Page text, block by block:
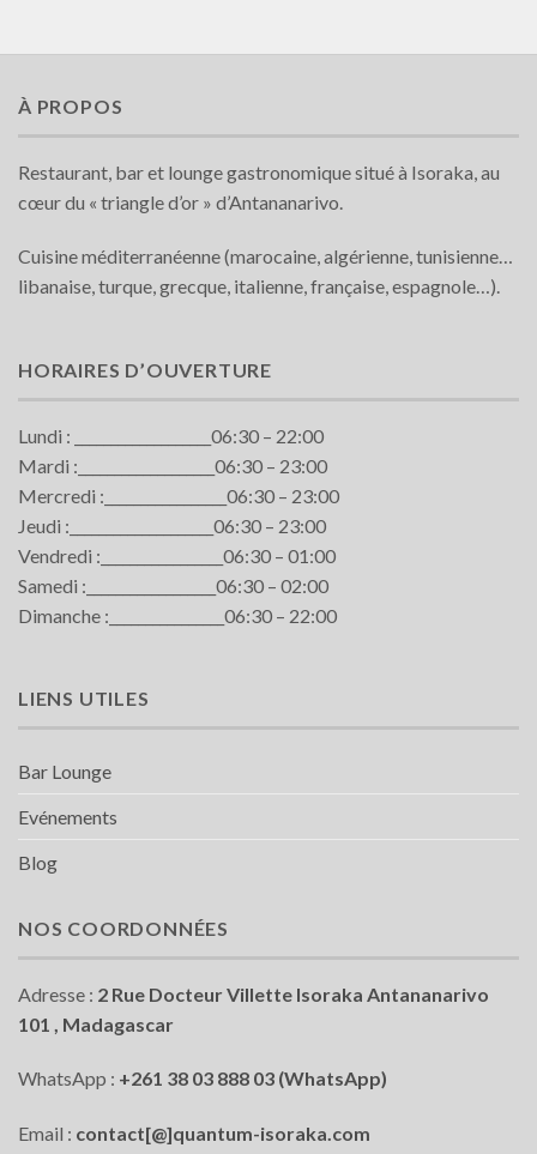
À PROPOS
Restaurant, bar et lounge gastronomique situé à Isoraka, au
cœur du « triangle d’or » d’Antananarivo.
Cuisine méditerranéenne (marocaine, algérienne, tunisienne…
libanaise, turque, grecque, italienne, française, espagnole…).
HORAIRES D’OUVERTURE
Lundi : ___________________06:30 – 22:00
Mardi :___________________06:30 – 23:00
Mercredi :_________________06:30 – 23:00
Jeudi :____________________06:30 – 23:00
Vendredi :_________________06:30 – 01:00
Samedi :__________________06:30 – 02:00
Dimanche :________________06:30 – 22:00
LIENS UTILES
Bar Lounge
Evénements
Blog
NOS COORDONNÉES
Adresse : 2 Rue Docteur Villette Isoraka Antananarivo
101 , Madagascar
WhatsApp : +261 38 03 888 03 (WhatsApp)
Email : contact[@]quantum-isoraka.com